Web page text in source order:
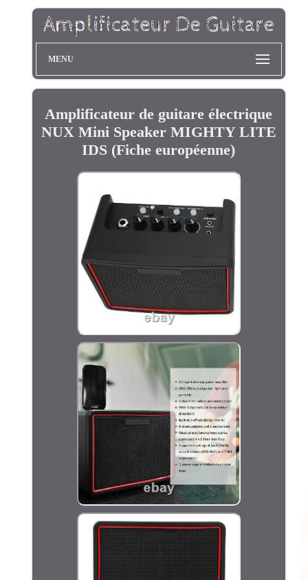
MENU
Amplificateur de guitare électrique
NUX Mini Speaker MIGHTY LITE
IDS (Fiche européenne)